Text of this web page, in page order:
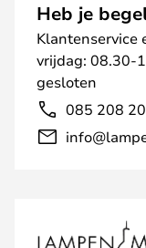
Heb je
Klantenservice
vrijdag: 08.30-
gesloten
085 208